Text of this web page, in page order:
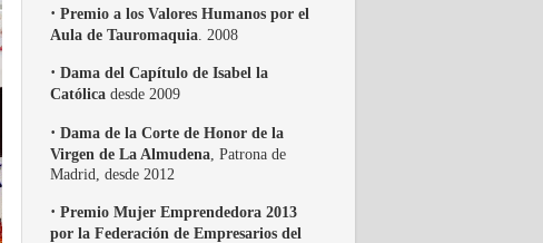
· Premio a los Valores Humanos por el
Aula de Tauromaquia . 2008
· Dama del Capítulo de Isabel la
Católica desde 2009
· Dama de la Corte de Honor de la
Virgen de La Almudena , Patrona de
Madrid, desde 2012
· Premio Mujer Emprendedora 2013
por la Federación de Empresarios del